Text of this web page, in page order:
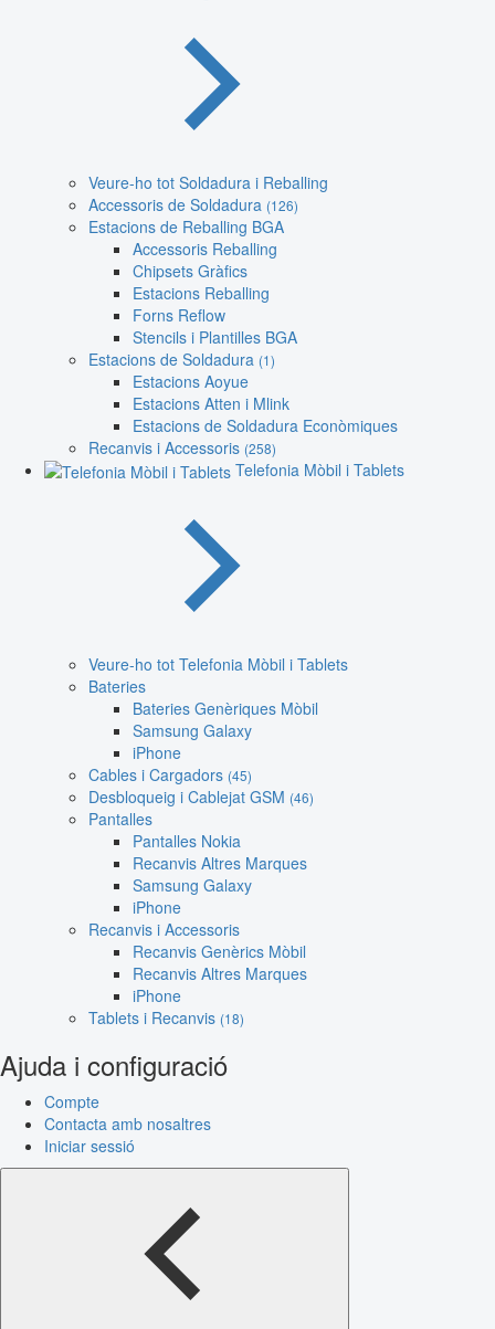
Veure-ho tot Soldadura i Reballing
Accessoris de Soldadura (126)
Estacions de Reballing BGA
Accessoris Reballing
Chipsets Gràfics
Estacions Reballing
Forns Reflow
Stencils i Plantilles BGA
Estacions de Soldadura (1)
Estacions Aoyue
Estacions Atten i Mlink
Estacions de Soldadura Econòmiques
Recanvis i Accessoris (258)
Telefonia Mòbil i Tablets
Veure-ho tot Telefonia Mòbil i Tablets
Bateries
Bateries Genèriques Mòbil
Samsung Galaxy
iPhone
Cables i Cargadors (45)
Desbloqueig i Cablejat GSM (46)
Pantalles
Pantalles Nokia
Recanvis Altres Marques
Samsung Galaxy
iPhone
Recanvis i Accessoris
Recanvis Genèrics Mòbil
Recanvis Altres Marques
iPhone
Tablets i Recanvis (18)
Ajuda i configuració
Compte
Contacta amb nosaltres
Iniciar sessió